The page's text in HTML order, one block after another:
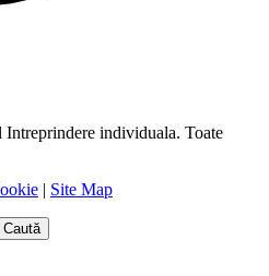
individuala. Toate
| Site Map
Caută